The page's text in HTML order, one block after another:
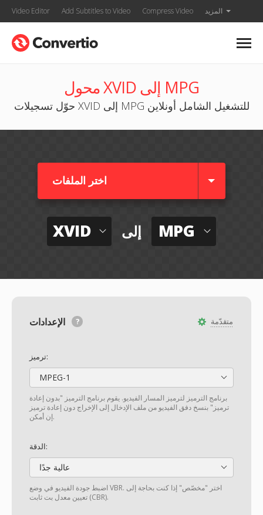
Video Editor Add Subtitles to Video Compress Video المزيد
محول XVID إلى MPG
حوّل تسجيلات XVID إلى MPG للتشغيل الشامل أونلاين
اختر الملفات
XVID إلى MPG
متقدّمة
ترميز:
MPEG-1
برنامج الترميز لترميز المسار الفيديو. يقوم برنامج الترميز "بدون إعادة
ترميز" بنسخ دفق الفيديو من ملف الإدخال إلى الإخراج دون إعادة ترميز
إن أمكن.
الدقة:
عالية جدًا
اضبط جودة الفيديو في وضع VBR. اختر "مخصّص" إذا كنت بحاجة إلى
تعيين معدل بت ثابت (CBR).